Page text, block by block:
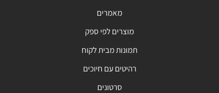
מאמרים
מוצרים לפי ספק
תמונות מבית לקוח
רהיטים עם חיוכים
סרטונים